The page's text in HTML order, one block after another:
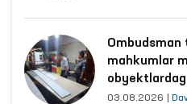
Ombudsman
mahkumlar
03.08.2026